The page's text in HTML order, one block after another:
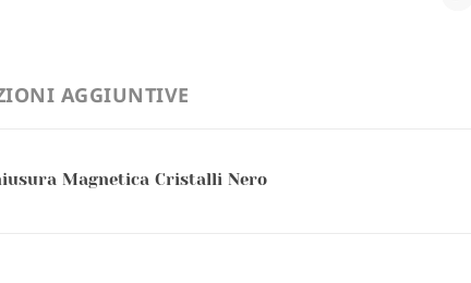
AGGIUNTIVE
Magnetica Cristalli Nero